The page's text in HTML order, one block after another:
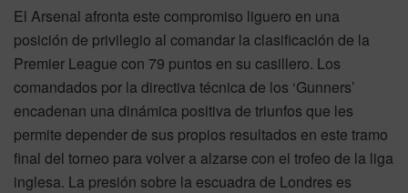
El Arsenal afronta este compromiso liguero en una
posición de privilegio al comandar la clasificación de la
Premier League con 79 puntos en su casillero. Los
comandados por la directiva técnica de los ‘Gunners’
encadenan una dinámica positiva de triunfos que les
permite depender de sus propios resultados en este tramo
final del torneo para volver a alzarse con el trofeo de la liga
inglesa. La presión sobre la escuadra de Londres es